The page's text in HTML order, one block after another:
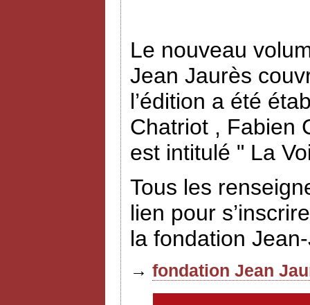
Le nouveau
Jean Jaurès
l’édition a été
Chatriot , Fabien
est intitulé " La
Tous les
lien pour
la fondation
→ fondation Jean